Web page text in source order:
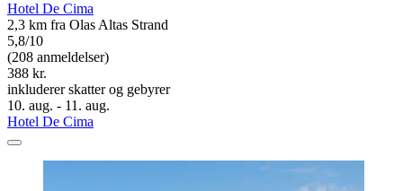
Hotel De Cima
2,3 km fra Olas Altas Strand
5,8/10
(208 anmeldelser)
388 kr.
inkluderer skatter og gebyrer
10. aug. - 11. aug.
Hotel De Cima